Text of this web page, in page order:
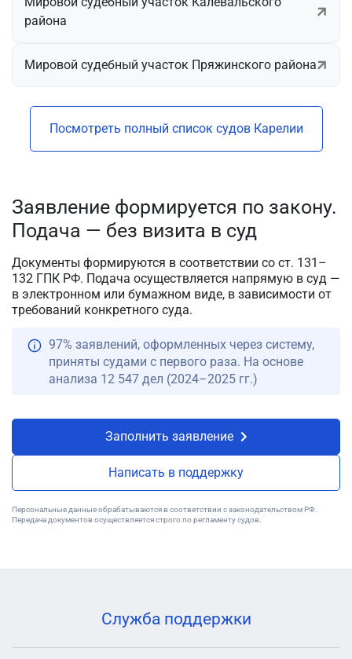
района
Мировой судебный участок Пряжинского района
Посмотреть полный список судов Карелии
Заявление формируется по закону.
Подача — без визита в суд
Документы формируются в соответствии со ст. 131–
132 ГПК РФ. Подача осуществляется напрямую в суд —
в электронном или бумажном виде, в зависимости от
требований конкретного суда.
97% заявлений, оформленных через систему,
приняты судами с первого раза. На основе
анализа 12 547 дел (2024–2025 гг.)
Заполнить заявление
Написать в поддержку
Персональные данные обрабатываются в соответствии с законодательством РФ.
Передача документов осуществляется строго по регламенту судов.
Служба поддержки